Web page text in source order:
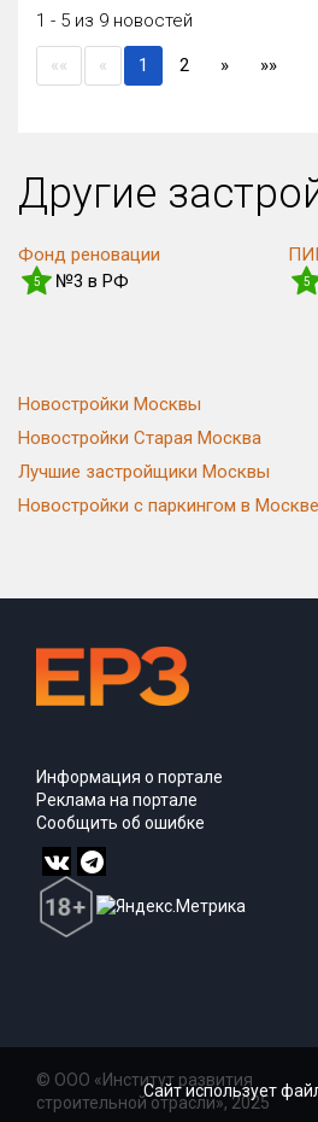
1 - 5 из 9 новостей
«« « 1 (current)
2 » »»
Другие
Фонд реновации
5 №3 в РФ 5
Новостройки Москвы
Новостройки Старая Москва
Лучшие застройщики Москвы
Новостройки с паркингом в Москве
Информация о портале
Реклама на портале
Сообщить об ошибке
© ООО «Институт развития
строительной отрасли», 2025
Сайт использует